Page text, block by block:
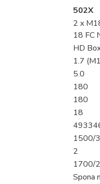
502X
2 x
18 FC
HD
1.7
5.0
180
180
18
1500/
2
1700/
Spona